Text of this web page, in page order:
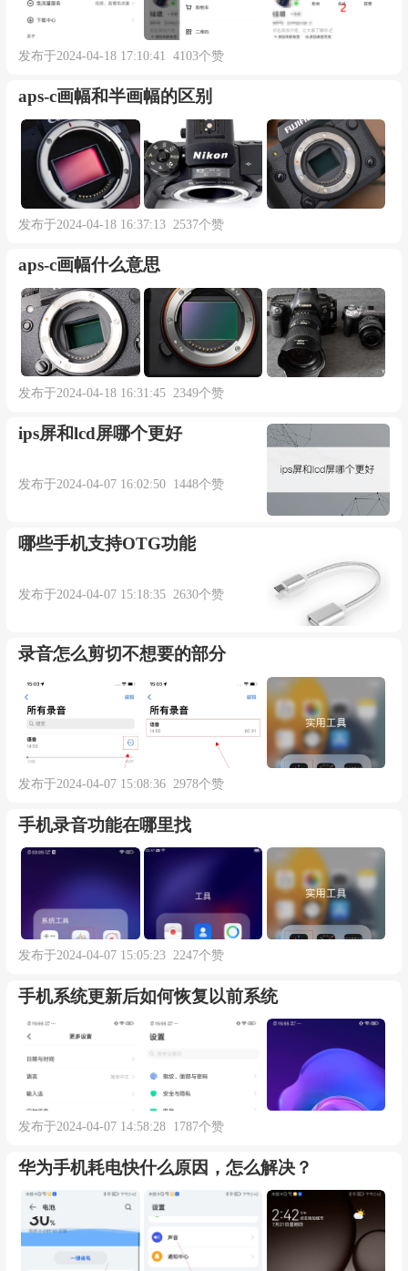
发布于2024-04-18 17:10:41 4103个赞
aps-c画幅和半画幅的区别
发布于2024-04-18 16:37:13 2537个赞
aps-c画幅什么意思
发布于2024-04-18 16:31:45 2349个赞
ips屏和lcd屏哪个更好
发布于2024-04-07 16:02:50 1448个赞
哪些手机支持OTG功能
发布于2024-04-07 15:18:35 2630个赞
录音怎么剪切不想要的部分
发布于2024-04-07 15:08:36 2978个赞
手机录音功能在哪里找
发布于2024-04-07 15:05:23 2247个赞
手机系统更新后如何恢复以前系统
发布于2024-04-07 14:58:28 1787个赞
华为手机耗电快什么原因，怎么解决？